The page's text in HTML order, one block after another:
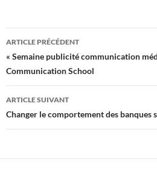
Navigation
des
articles
ARTICLE PRÉCÉDENT
« Semaine publicité communication
Communication School
ARTICLE SUIVANT
Changer le comportement des